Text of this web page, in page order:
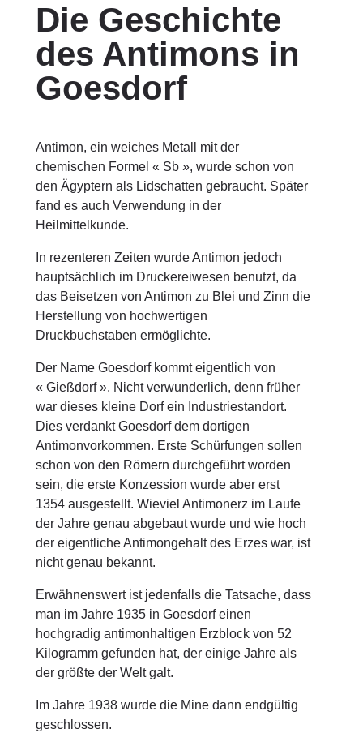
Die Geschichte
des Antimons in
Goesdorf
Antimon, ein weiches Metall mit der
chemischen Formel « Sb », wurde schon von
den Ägyptern als Lidschatten gebraucht. Später
fand es auch Verwendung in der
Heilmittelkunde.
In rezenteren Zeiten wurde Antimon jedoch
hauptsächlich im Druckereiwesen benutzt, da
das Beisetzen von Antimon zu Blei und Zinn die
Herstellung von hochwertigen
Druckbuchstaben ermöglichte.
Der Name Goesdorf kommt eigentlich von
« Gießdorf ». Nicht verwunderlich, denn früher
war dieses kleine Dorf ein Industriestandort.
Dies verdankt Goesdorf dem dortigen
Antimonvorkommen. Erste Schürfungen sollen
schon von den Römern durchgeführt worden
sein, die erste Konzession wurde aber erst
1354 ausgestellt. Wieviel Antimonerz im Laufe
der Jahre genau abgebaut wurde und wie hoch
der eigentliche Antimongehalt des Erzes war, ist
nicht genau bekannt.
Erwähnenswert ist jedenfalls die Tatsache, dass
man im Jahre 1935 in Goesdorf einen
hochgradig antimonhaltigen Erzblock von 52
Kilogramm gefunden hat, der einige Jahre als
der größte der Welt galt.
Im Jahre 1938 wurde die Mine dann endgültig
geschlossen.